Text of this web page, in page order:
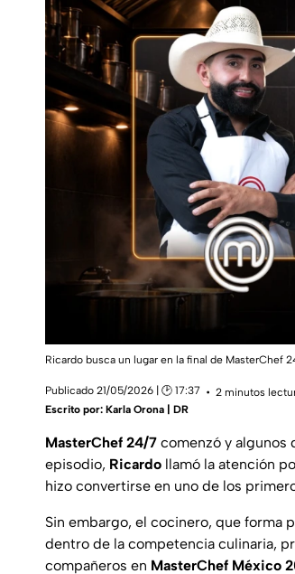
Ricardo busca un lugar en la final de MasterChef
Publicado 21/05/2026 | 🕑 17:37
2 minutos
Escrito por: Karla Orona | DR
MasterChef 24/7 comenzó y algunos
episodio, Ricardo llamó la atención
hizo convertirse en uno de los
Sin embargo, el cocinero, que forma
dentro de la competencia culinaria,
compañeros en MasterChef México